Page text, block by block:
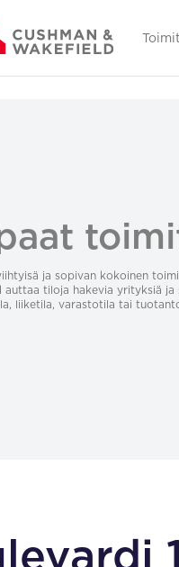
ja sopivan kokoinen
auttaa tiloja hakevia yrityksiä
liiketila, varastotila tai